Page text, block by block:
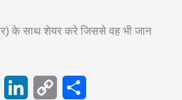
के साथ शेयर करे जिससे वह भी जान